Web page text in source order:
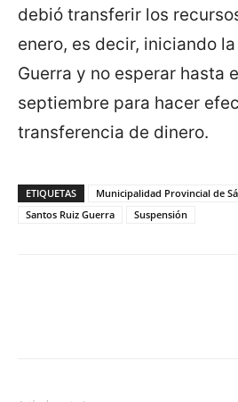
debió transferir los
enero, es decir, iniciando
Guerra y no esperar hasta
septiembre para hacer
transferencia de dinero.
ETIQUETAS
Municipalidad Provincial de
Santos Ruiz Guerra
Suspensión